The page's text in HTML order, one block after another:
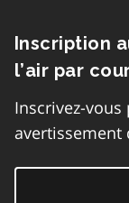
Inscription
l’air par
Inscrivez-
avertissement